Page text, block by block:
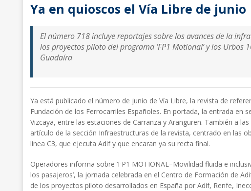
Ya en quioscos el Vía Libre de junio
El número 718 incluye reportajes sobre los avances de la
los proyectos piloto del programa ‘FP1 Motional’ y los Urbos
Guadaíra
Ya está publicado el número de junio de Vía Libre, la revista de
Fundación de los Ferrocarriles Españoles. En portada, la entrada en
Vizcaya, entre las estaciones de Carranza y Aranguren. También a
artículo de la sección Infraestructuras de la revista, centrado en las
línea C3, que ejecuta Adif y que encaran ya su recta final.
Operadores informa sobre ‘FP1 MOTIONAL–Movilidad fluida e
los pasajeros’, la jornada celebrada en el Centro de Formación de
de los proyectos piloto desarrollados en España por Adif, Renfe,